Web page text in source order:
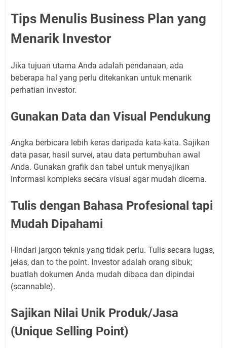
Tips Menulis Business Plan yang
Menarik Investor
Jika tujuan utama Anda adalah pendanaan, ada
beberapa hal yang perlu ditekankan untuk menarik
perhatian investor.
Gunakan Data dan Visual Pendukung
Angka berbicara lebih keras daripada kata-kata. Sajikan
data pasar, hasil survei, atau data pertumbuhan awal
Anda. Gunakan grafik dan tabel untuk menyajikan
informasi kompleks secara visual agar mudah dicerna.
Tulis dengan Bahasa Profesional tapi
Mudah Dipahami
Hindari jargon teknis yang tidak perlu. Tulis secara lugas,
jelas, dan to the point. Investor adalah orang sibuk;
buatlah dokumen Anda mudah dibaca dan dipindai
(scannable).
Sajikan Nilai Unik Produk/Jasa
(Unique Selling Point)